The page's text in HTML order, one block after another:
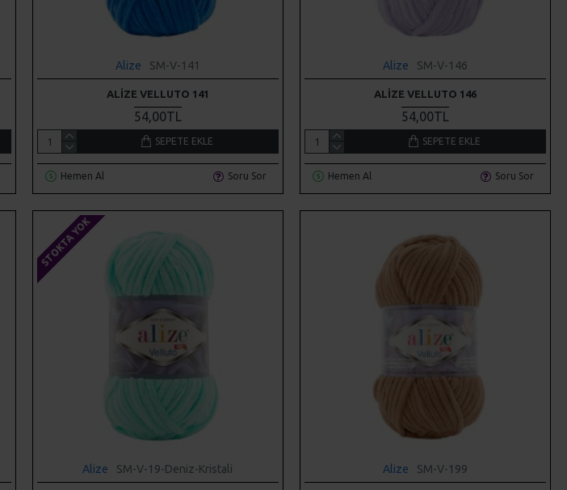
Alize SM-V-141
ALIZE VELLUTO 141
54,00TL
SEPETE EKLE
Hemen Al Soru Sor
Alize SM-V-146
ALIZE VELLUTO 146
54,00TL
SEPETE EKLE
Hemen Al Soru Sor
STOKTA YOK
Alize SM-V-19-Deniz-Kristali Alize SM-V-199